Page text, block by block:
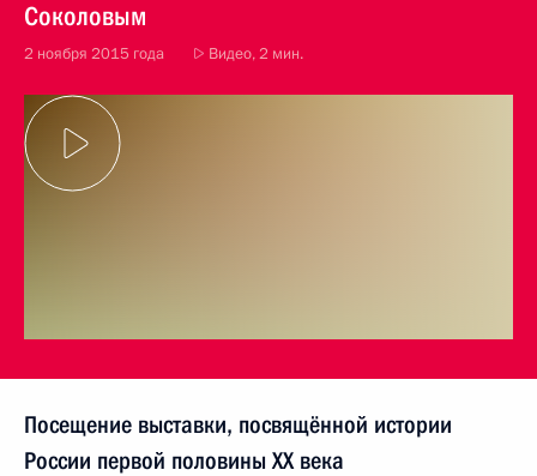
Соколовым
2 ноября 2015 года Видео, 2 мин.
Посещение выставки, посвящённой истории
России первой половины ХХ века